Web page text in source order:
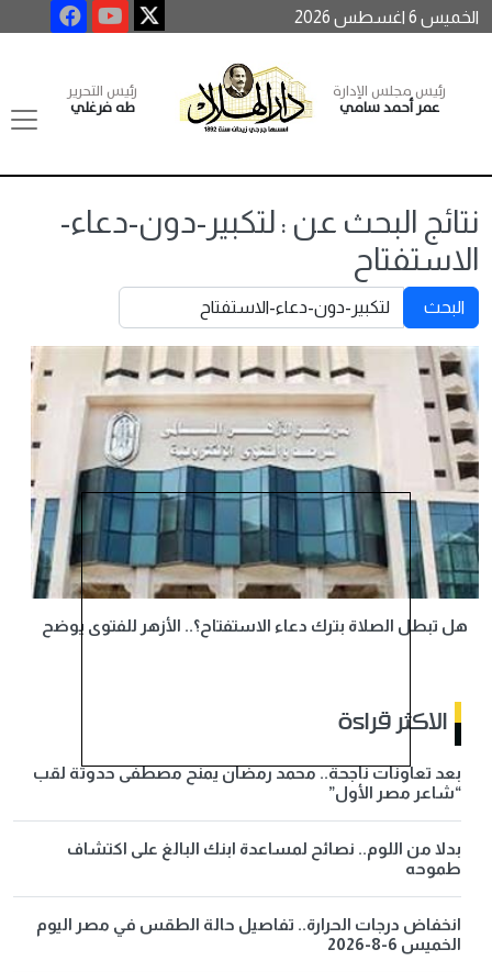
الخميس 6 اغسطس 2026
رئيس مجلس الإدارة
عمر أحمد سامي
رئيس التحرير
طه فرغلي
نتائج البحث عن : لتكبير-دون-دعاء-
الاستفتاح
هل تبطل الصلاة بترك دعاء الاستفتاح؟.. الأزهر للفتوى يوضح
الاكثر قراءة
بعد تعاونات ناجحة.. محمد رمضان يمنح مصطفى حدوتة لقب
“شاعر مصر الأول”
بدلا من اللوم.. نصائح لمساعدة ابنك البالغ على اكتشاف
طموحه
انخفاض درجات الحرارة.. تفاصيل حالة الطقس في مصر اليوم
الخميس 6-8-2026